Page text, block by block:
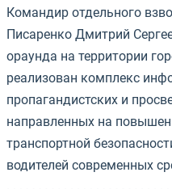
Командир отдельного
Писаренко Дмитрий
ораунда на территории
реализован комплекс
пропагандистских и
направленных на
транспортной
водителей современных